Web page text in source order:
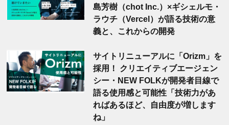
島芳樹（chot Inc.）×ギシェルモ・
ラウチ（Vercel）が語る技術の意
義と、これからの開発
サイトリニューアルに「Orizm」を
採用！ クリエイティブエージェン
シー・NEW FOLKが開発者目線で
語る使用感と可能性「技術力があ
ればあるほど、自由度が増します
ね」